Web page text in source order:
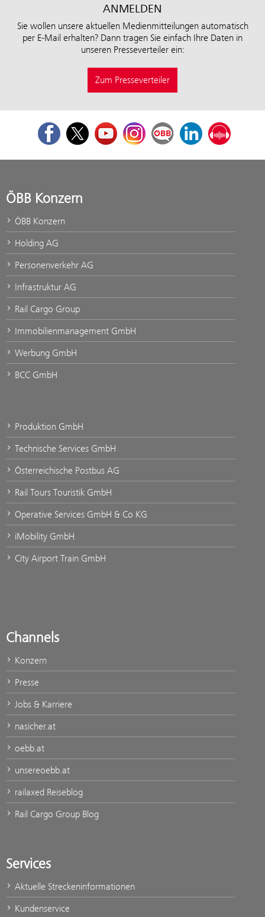
ANMELDEN
Sie wollen unsere aktuellen Medienmitteilungen automatisch
per E-Mail erhalten? Dann tragen Sie einfach Ihre Daten in
unseren Presseverteiler ein:
Zum Presseverteiler
FacebookTwitterYoutubeInstagramÖBB Corporate Blog
LinkedInPodcast
ÖBB Konzern
ÖBB Konzern
Holding AG
Personenverkehr AG
Infrastruktur AG
Rail Cargo Group
Immobilienmanagement GmbH
Werbung GmbH
BCC GmbH
Produktion GmbH
Technische Services GmbH
Österreichische Postbus AG
Rail Tours Touristik GmbH
Operative Services GmbH & Co KG
iMobility GmbH
City Airport Train GmbH
Channels
Konzern
Presse
Jobs & Karriere
nasicher.at
oebb.at
unsereoebb.at
railaxed Reiseblog
Rail Cargo Group Blog
Services
Aktuelle Streckeninformationen
Kundenservice